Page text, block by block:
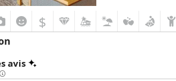
$
avis